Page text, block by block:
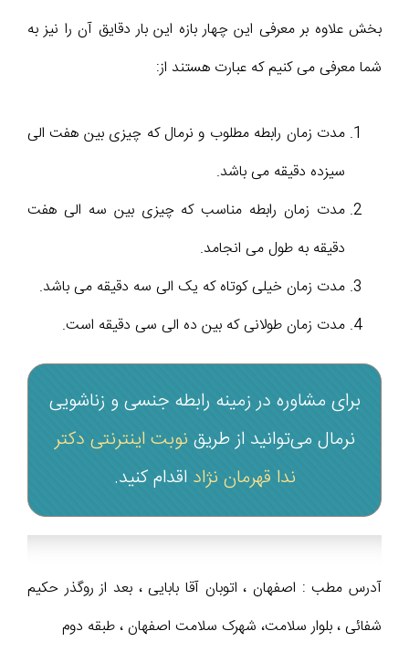
بخش علاوه بر معرفی این چهار بازه این بار دقایق آن را نیز به
شما معرفی می کنیم که عبارت هستند از:
مدت زمان رابطه مطلوب و نرمال که چیزی بین هفت الی
سیزده دقیقه می باشد.
مدت زمان رابطه مناسب که چیزی بین سه الی هفت
دقیقه به طول می انجامد.
مدت زمان خیلی کوتاه که یک الی سه دقیقه می باشد.
مدت زمان طولانی که بین ده الی سی دقیقه است.
برای مشاوره در زمینه رابطه جنسی و زناشویی
نرمال می‌توانید از طریق نوبت اینترنتی دکتر
ندا قهرمان نژاد اقدام کنید.
آدرس مطب : اصفهان ، اتوبان آقا بابایی ، بعد از روگذر حکیم
شفائی ، بلوار سلامت، شهرک سلامت اصفهان ، طبقه دوم